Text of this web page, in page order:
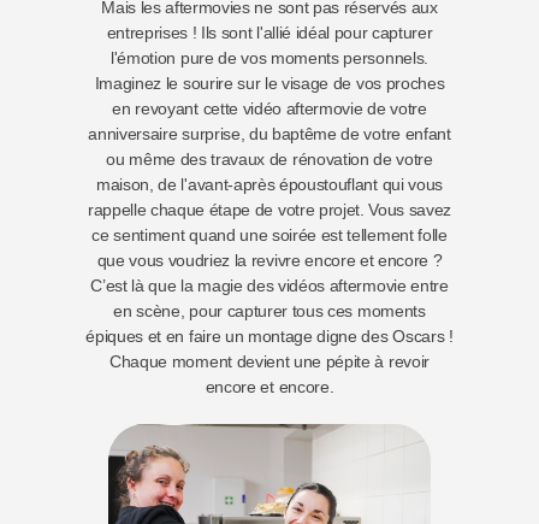
Mais les aftermovies ne sont pas réservés aux
entreprises ! Ils sont l'allié idéal pour capturer
l'émotion pure de vos moments personnels.
Imaginez le sourire sur le visage de vos proches
en revoyant cette vidéo aftermovie de votre
anniversaire surprise, du baptême de votre enfant
ou même des travaux de rénovation de votre
maison, de l'avant-après époustouflant qui vous
rappelle chaque étape de votre projet. Vous savez
ce sentiment quand une soirée est tellement folle
que vous voudriez la revivre encore et encore ?
C’est là que la magie des vidéos aftermovie entre
en scène, pour capturer tous ces moments
épiques et en faire un montage digne des Oscars !
Chaque moment devient une pépite à revoir
encore et encore.